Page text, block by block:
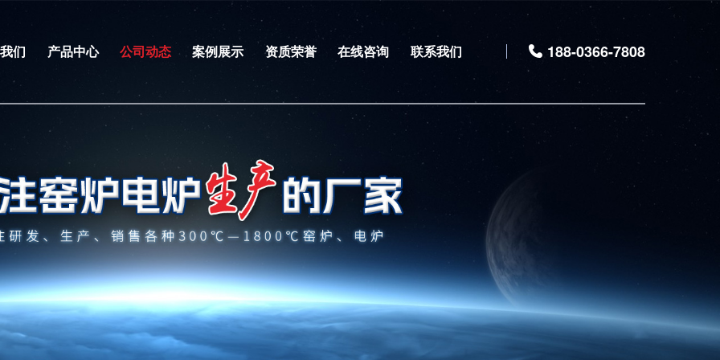
们 产品中心 公司动态 案例展示 资质荣誉 在线咨询 联系我们 188-0366-7808